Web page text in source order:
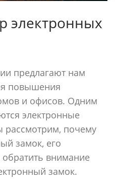
электронных
предлагают нам
повышения
и офисов. Одним
электронные
рассмотрим, почему
замок, его
внимание
замок.